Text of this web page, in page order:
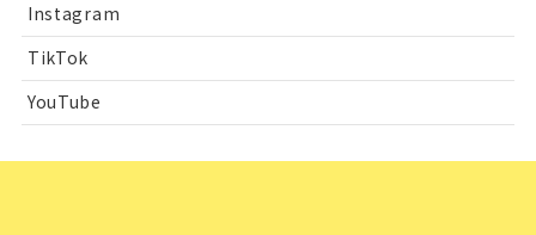
Instagram
TikTok
YouTube